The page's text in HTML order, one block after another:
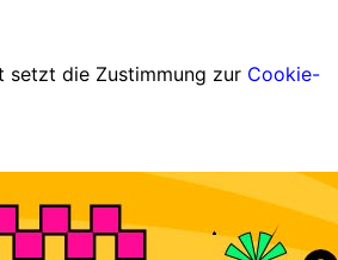
setzt die Zustimmung zur Cookie-